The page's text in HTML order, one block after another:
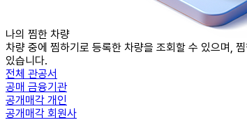
나의 찜한 차량
차량 중에 찜하기로 등록한 차량을 조회할 수 있으며,
있습니다.
전체 관공서
공매 금융기관
공개매각 개인
공개매각 회원사